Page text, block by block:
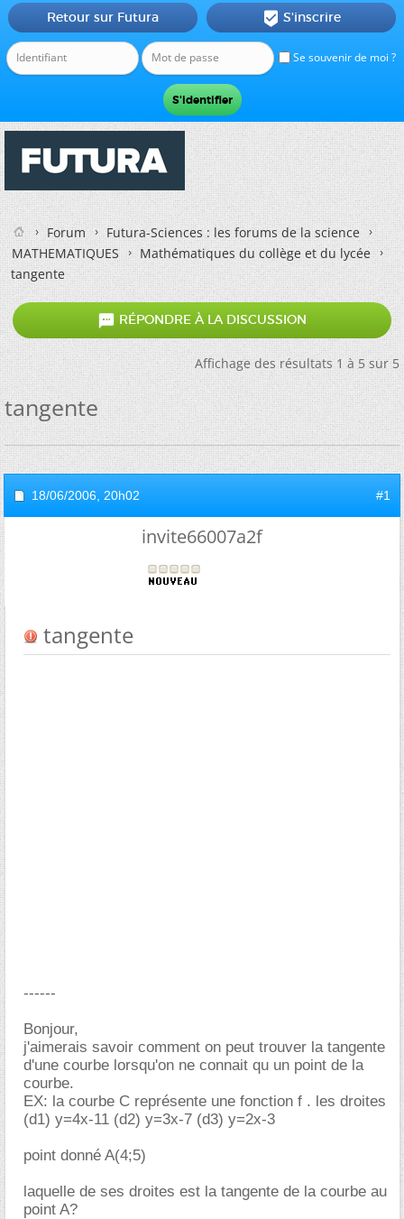
Se souvenir de moi ?
Retour sur Futura  S'inscrire
Forum
Futura-Sciences : les forums de la science
MATHEMATIQUES
Mathématiques du collège et du lycée
tangente
 RÉPONDRE À LA DISCUSSION
Affichage des résultats 1 à 5 sur 5
tangente
18/06/2006, 20h02 #1
invite66007a2f
tangente
------
Bonjour,
j'aimerais savoir comment on peut trouver la tangente
d'une courbe lorsqu'on ne connait qu un point de la
courbe.
EX: la courbe C représente une fonction f . les droites
(d1) y=4x-11 (d2) y=3x-7 (d3) y=2x-3
point donné A(4;5)
laquelle de ses droites est la tangente de la courbe au
point A?